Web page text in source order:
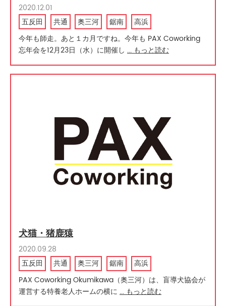
2020.12.01
五反田 共通 奥三河 鋸南 高浜
今年も師走。あと１カ月ですね。今年も PAX Coworking
忘年会を12月23日（水）に開催し ... もっと読む
犬猫・猪鹿猿
2020.09.28
五反田 共通 奥三河 鋸南 高浜
PAX Coworking Okumikawa（奥三河）は、盲導犬協会が
運営する特養老人ホームの横に ... もっと読む